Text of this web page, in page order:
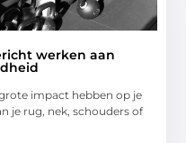
werken aan
impact hebben op je
je rug, nek, schouders of